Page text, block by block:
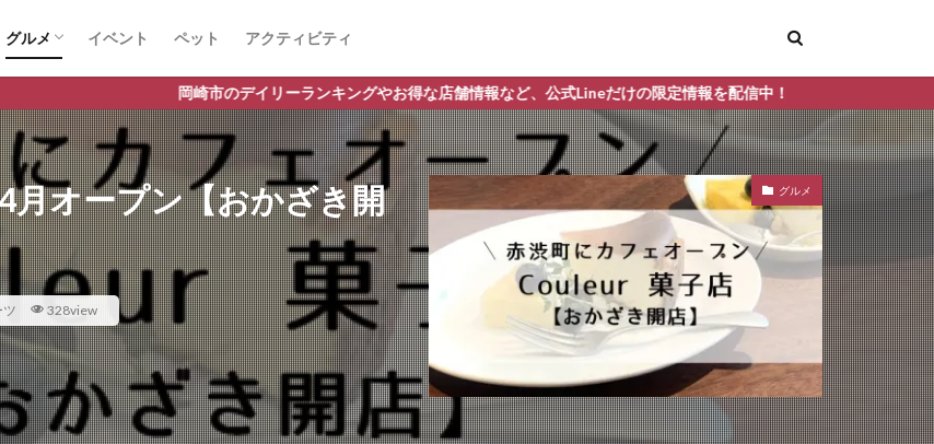
グルメ イベント ペット アクティビティ
崎市のデイリーランキングやお得な店舗情報など、公式Lineだけの限定情報を配信中！
月オープン【おかざき開
ツ 328view
グルメ